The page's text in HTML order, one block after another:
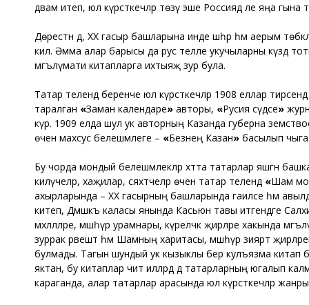
дәвам итеп, юл күрсәткечләр төзү эше Россиядә әле яңа
Дөрестән дә, ХХ гасыр башларына инде шәһәр һәм аерым
килә. Әмма алар барысы да рус телле укучыларны күздә
мәгълүмати китапларга ихтыяҗ зур була.
Татар телендә беренче юл күрсәткечләр 1908 еллар
таралган «Заман календаре» авторы, «Русия сәүдәсе»
күрә. 1909 елда шул ук авторның Казанда губерна
өчен махсус белешмәлеге – «Безнең Казан» басылып
Бу чорда мондый белешмәлекләр хәтта татарлар яшәгән
килүчеләр, хаҗилар, сәяхәтчеләр өчен татар телендә «Шам
ахырларында – ХХ гасырның башларында гаиләсе һәм
китеп, Дәмәшкъ каласы янында Касьюн тавы итәгендәге
мәхәлләләре, мәшһүр урамнары, күреләчәк җирләре хакында
зуррак рәвештә һәм Шамның харитасы, мәшһүр зиярәт
булмады. Тагын шундый ук кызыклы бер кулъязма китап
яктан, бу китаплар чит илләрдә дә татарларның югалып
караганда, алар татарлар арасында юл күрсәткечләр жанры